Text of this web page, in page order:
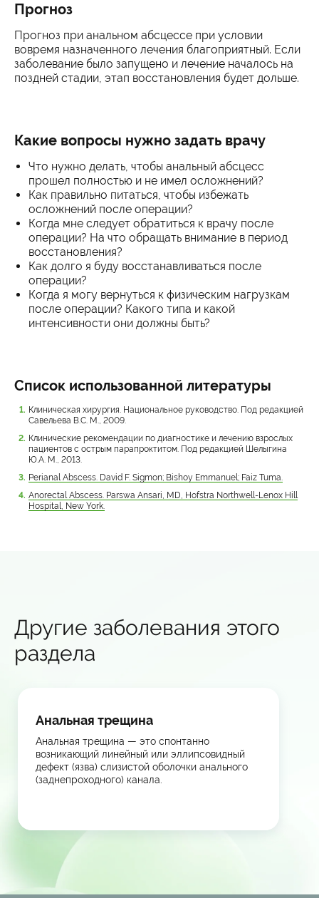
Прогноз
Прогноз при анальном абсцессе при условии
вовремя назначенного лечения благоприятный. Если
заболевание было запущено и лечение началось на
поздней стадии, этап восстановления будет дольше.
Какие вопросы нужно задать врачу
Что нужно делать, чтобы анальный абсцесс
прошел полностью и не имел осложнений?
Как правильно питаться, чтобы избежать
осложнений после операции?
Когда мне следует обратиться к врачу после
операции? На что обращать внимание в период
восстановления?
Как долго я буду восстанавливаться после
операции?
Когда я могу вернуться к физическим нагрузкам
после операции? Какого типа и какой
интенсивности они должны быть?
Список использованной литературы
Клиническая хирургия. Национальное руководство. Под редакцией
Савельева В.С. М., 2009.
Клинические рекомендации по диагностике и лечению взрослых
пациентов c острым парапроктитом. Под редакцией Шелыгина
Ю.А. М., 2013.
Perianal Abscess. David F. Sigmon; Bishoy Emmanuel; Faiz Tuma.
Anorectal Abscess. Parswa Ansari, MD, Hofstra Northwell-Lenox Hill
Hospital, New York.
Другие заболевания этого
раздела
Анальная трещина
Анальная трещина — это спонтанно
возникающий линейный или эллипсовидный
дефект (язва) слизистой оболочки анального
(заднепроходного) канала.